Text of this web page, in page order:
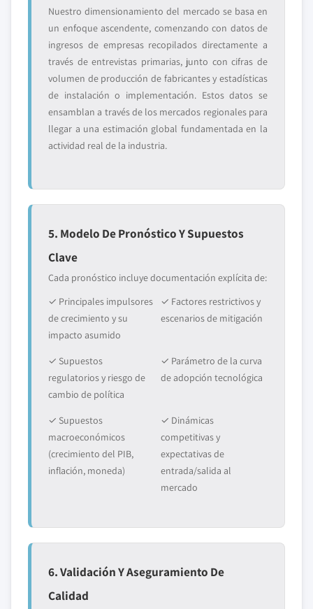
Nuestro dimensionamiento del mercado se basa en
un enfoque ascendente, comenzando con datos de
ingresos de empresas recopilados directamente a
través de entrevistas primarias, junto con cifras de
volumen de producción de fabricantes y estadísticas
de instalación o implementación. Estos datos se
ensamblan a través de los mercados regionales para
llegar a una estimación global fundamentada en la
actividad real de la industria.
5. Modelo De Pronóstico Y Supuestos
Clave
Cada pronóstico incluye documentación explícita de:
✓ Principales impulsores
de crecimiento y su
impacto asumido
✓ Factores restrictivos y
escenarios de mitigación
✓ Supuestos
regulatorios y riesgo de
cambio de política
✓ Parámetro de la curva
de adopción tecnológica
✓ Supuestos
macroeconómicos
(crecimiento del PIB,
inflación, moneda)
✓ Dinámicas
competitivas y
expectativas de
entrada/salida al
mercado
6. Validación Y Aseguramiento De
Calidad